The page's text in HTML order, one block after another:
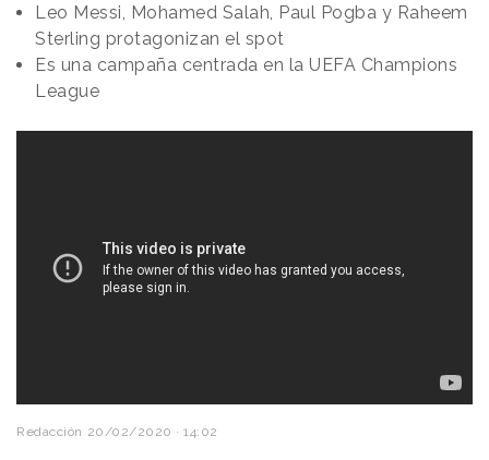
Leo Messi, Mohamed Salah, Paul Pogba y Raheem
Sterling protagonizan el spot
Es una campaña centrada en la UEFA Champions
League
Redacción 20/02/2020 · 14:02